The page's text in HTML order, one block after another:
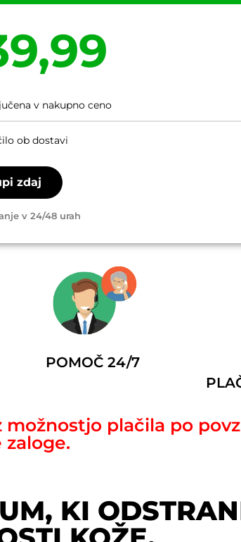
v nakupno ceno
ob dostavi
zdaj
v 24/48 urah
POMOČ 24/7
možnostjo plačila po
zaloge.
KI